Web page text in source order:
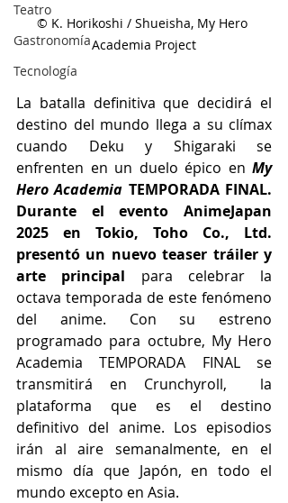
Teatro
Gastronomía
Tecnología
© K. Horikoshi / Shueisha, My Hero
Academia Project
La batalla definitiva que decidirá el
destino del mundo llega a su clímax
cuando Deku y Shigaraki se
enfrenten en un duelo épico en My
Hero Academia TEMPORADA FINAL.
Durante el evento AnimeJapan
2025 en Tokio, Toho Co., Ltd.
presentó un nuevo teaser tráiler y
arte principal para celebrar la
octava temporada de este fenómeno
del anime. Con su estreno
programado para octubre, My Hero
Academia TEMPORADA FINAL se
transmitirá en Crunchyroll,  la
plataforma que es el destino
definitivo del anime. Los episodios
irán al aire semanalmente, en el
mismo día que Japón, en todo el
mundo excepto en Asia.